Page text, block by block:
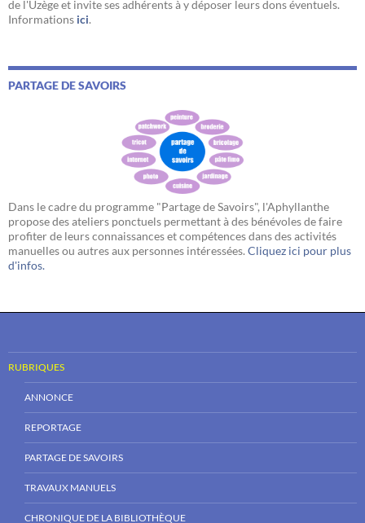
de l'Uzège et invite ses adhérents à y déposer leurs dons éventuels.
Informations ici.
PARTAGE DE SAVOIRS
Dans le cadre du programme "Partage de Savoirs", l'Aphyllanthe
propose des ateliers ponctuels permettant à des bénévoles de faire
profiter de leurs connaissances et compétences dans des activités
manuelles ou autres aux personnes intéressées. Cliquez ici pour plus
d'infos.
RUBRIQUES
ANNONCE
REPORTAGE
PARTAGE DE SAVOIRS
TRAVAUX MANUELS
CHRONIQUE DE LA BIBLIOTHÈQUE